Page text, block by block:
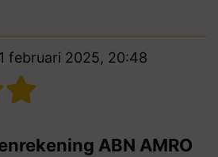
februari 2025, 20:48
ABN AMRO